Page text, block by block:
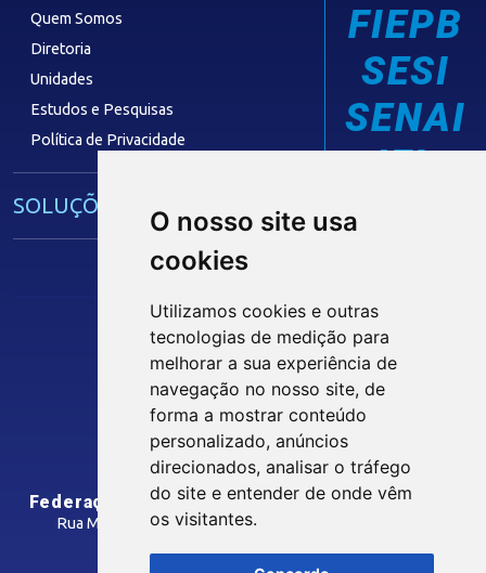
O nosso site usa
cookies
Utilizamos cookies e outras
tecnologias de medição para
melhorar a sua experiência de
navegação no nosso site, de
forma a mostrar conteúdo
personalizado, anúncios
direcionados, analisar o tráfego
do site e entender de onde vêm
os visitantes.
Quem Somos
Diretoria
Unidades
Estudos e Pesquisas
Política de Privacidade
SOLUÇÕES E SERVIÇOS
Núcleo de Acesso ao Crédito
Centro Internacional de Negócios -
CONTRIBUIÇÃO SINDICAL
SINDICATOS FILIADOS
FIEPB
SESI
SENAI
IEL
Siga nossas Redes Sociais
INTRANET
Federação das Indústrias do Estado da Paraíba
Rua Manoel Gonçalves Guimarães, 195 - José Pinheiro